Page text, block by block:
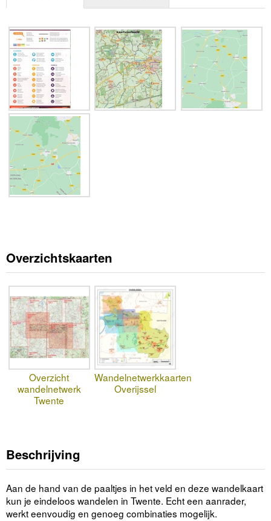
Overzichtskaarten
Overzicht
wandelnetwerk
Twente
Wandelnetwerkkaarten
Overijssel
Beschrijving
Aan de hand van de paaltjes in het veld en deze wandelkaart
kun je eindeloos wandelen in Twente. Echt een aanrader,
werkt eenvoudig en genoeg combinaties mogelijk.